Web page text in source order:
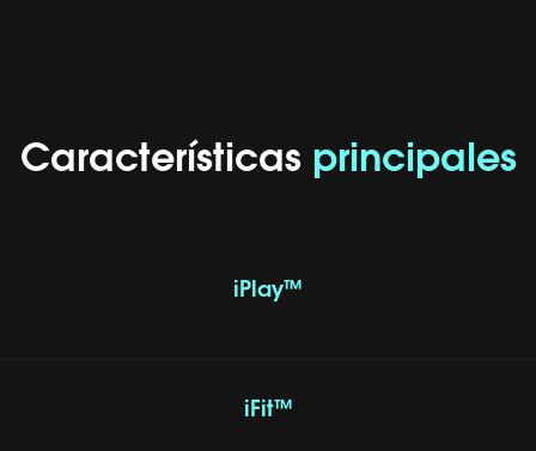
Características principales
iPlay™
iFit™